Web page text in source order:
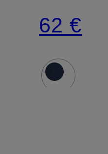
COTTON
JERSEY
62 €